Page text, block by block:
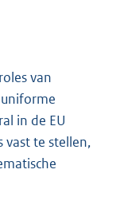
van
in de EU
vast te stellen,